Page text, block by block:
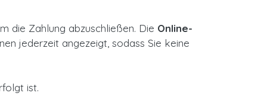
die Zahlung abzuschließen. Die Online-
jederzeit angezeigt, sodass Sie keine
ist.